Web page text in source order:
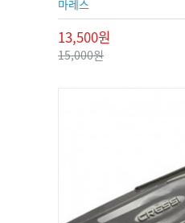
마레스
13,500원
15,000원